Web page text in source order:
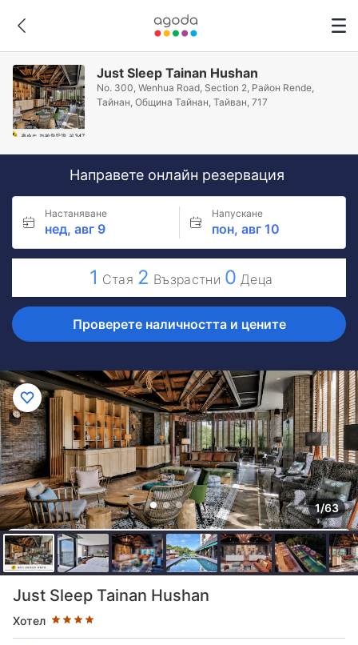
Just Sleep Tainan Hushan
No. 300, Wenhua Road, Section 2, Район Rende,
Тайнан, Община Тайнан, Тайван, 717
Направете онлайн резервация
Настаняване
нед, авг 9
Напускане
пон, авг 10
1 Стая 2 Възрастни 0 Деца
Проверете наличността и цените
1/63
Just Sleep Tainan Hushan
Хотел
Оценка в звезди: 4 звезди